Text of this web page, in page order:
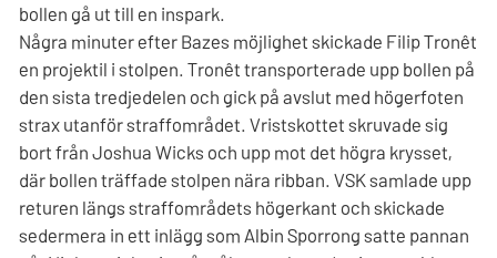
bollen gå ut till en inspark.
Några minuter efter Bazes möjlighet skickade Filip Tronêt
en projektil i stolpen. Tronêt transporterade upp bollen på
den sista tredjedelen och gick på avslut med högerfoten
strax utanför straffområdet. Vristskottet skruvade sig
bort från Joshua Wicks och upp mot det högra krysset,
där bollen träffade stolpen nära ribban. VSK samlade upp
returen längs straffområdets högerkant och skickade
sedermera in ett inlägg som Albin Sporrong satte pannan